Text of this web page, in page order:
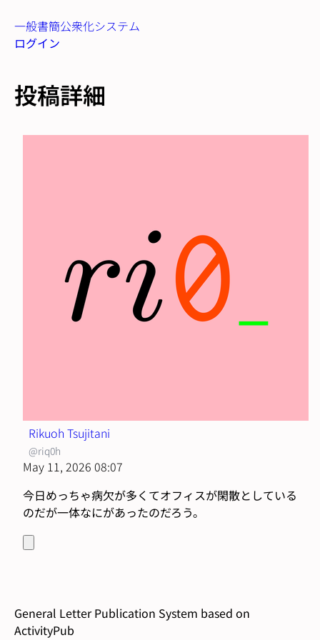
一般書簡公衆化システム
ログイン
投稿詳細
Rikuoh Tsujitani
@riq0h
May 11, 2026 08:07
今日めっちゃ病欠が多くてオフィスが閑散としている
のだが一体なにがあったのだろう。
General Letter Publication System based on
ActivityPub